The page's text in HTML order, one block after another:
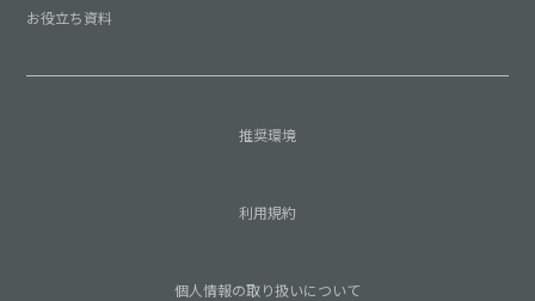
お役立ち資料
推奨環境
利用規約
個人情報の取り扱いについて